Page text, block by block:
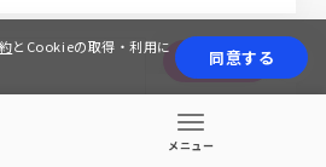
メニュー
応募の相談
とCookieの取得・利用に
同意する